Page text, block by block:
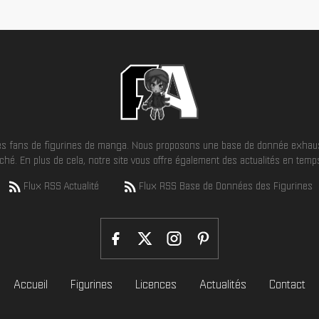
fans de figurines de manga. Nous proposons une base de donnée
En plus de cela, notre site vous offre également des actualités en
Flux RSS Actualité
Flux RSS Base de Données des Figurines
Accueil Figurines Licences Actualités Contact